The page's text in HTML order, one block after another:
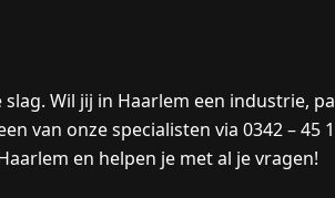
Wil jij in Haarlem een industrie,
van onze specialisten via 0342 – 45
en helpen je met al je vragen!